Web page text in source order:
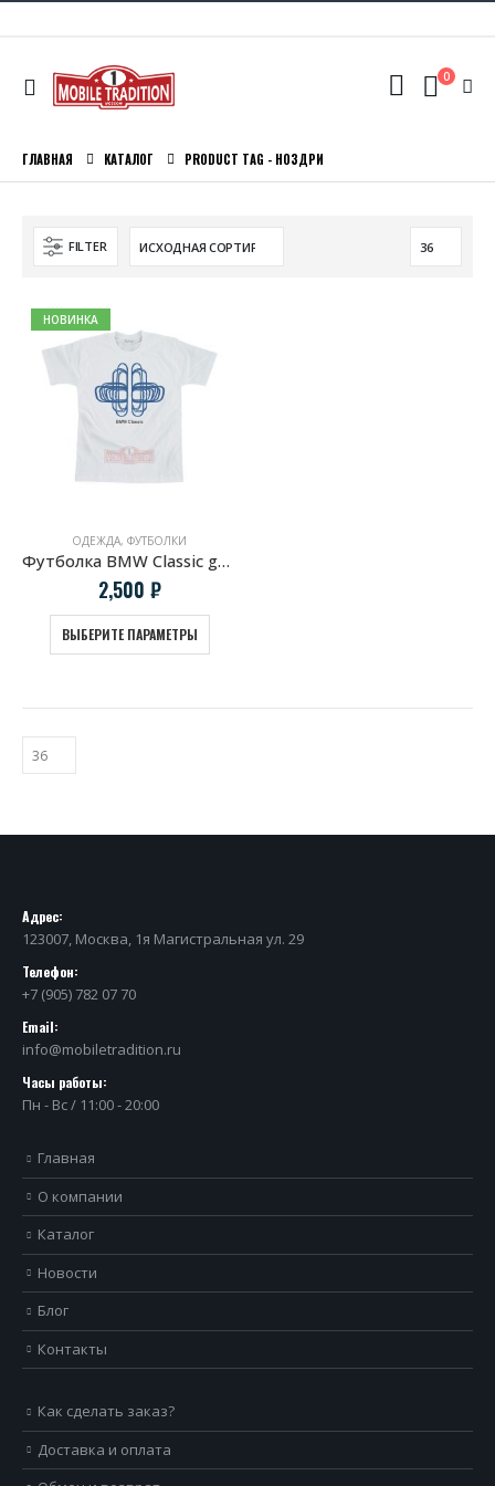
0
ГЛАВНАЯ КАТАЛОГ PRODUCT TAG - НОЗДРИ
FILTER
НОВИНКА
ОДЕЖДА, ФУТБОЛКИ
Футболка BMW Classic grilles
2,500 ₽
ВЫБЕРИТЕ ПАРАМЕТРЫ
Адрес:
123007, Москва, 1я Магистральная ул. 29
Телефон:
+7 (905) 782 07 70
Email:
info@mobiletradition.ru
Часы работы:
Пн - Вс / 11:00 - 20:00
Главная
О компании
Каталог
Новости
Блог
Контакты
Как сделать заказ?
Доставка и оплата